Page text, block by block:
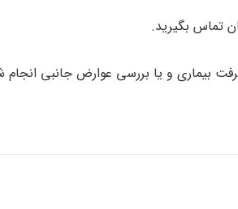
تماس بگیرید.
بیماری و یا بررسی عوارض جانبی انجام